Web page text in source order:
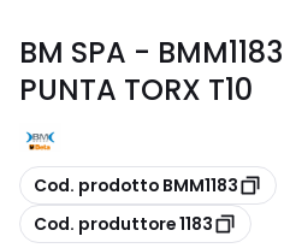
BM SPA -
PUNTA TORX T10
copia
Cod. prodotto BMM1183
copia
Cod. produttore 1183